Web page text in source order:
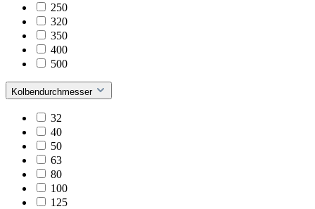
250
320
350
400
500
Kolbendurchmesser
32
40
50
63
80
100
125